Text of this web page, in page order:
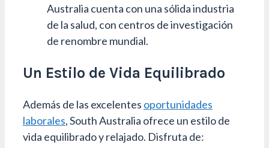
Australia cuenta con una sólida industria
de la salud, con centros de investigación
de renombre mundial.
Un Estilo de Vida Equilibrado
Además de las excelentes oportunidades
laborales, South Australia ofrece un estilo de
vida equilibrado y relajado. Disfruta de: